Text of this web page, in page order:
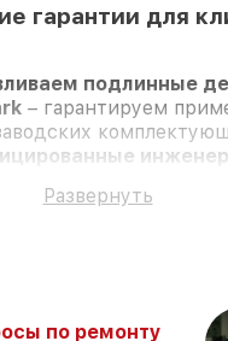
гарантии для
подлинные
– гарантируем
качество
сопровождение
Развернуть
по ремонту